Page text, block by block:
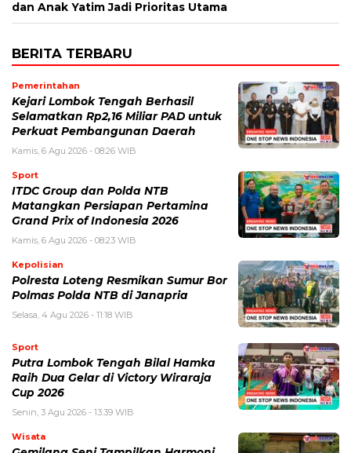
dan Anak Yatim Jadi Prioritas Utama
BERITA TERBARU
Pemerintahan
Kejari Lombok Tengah Berhasil
Selamatkan Rp2,16 Miliar PAD untuk
Perkuat Pembangunan Daerah
Kamis, 6 Agu 2026 - 08:26 WIB
Sport
ITDC Group dan Polda NTB
Matangkan Persiapan Pertamina
Grand Prix of Indonesia 2026
Kamis, 6 Agu 2026 - 08:23 WIB
Kepolisian
Polresta Loteng Resmikan Sumur Bor
Polmas Polda NTB di Janapria
Selasa, 4 Agu 2026 - 11:18 WIB
Sport
Putra Lombok Tengah Bilal Hamka
Raih Dua Gelar di Victory Wiraraja
Cup 2026
Senin, 3 Agu 2026 - 13:39 WIB
Wisata